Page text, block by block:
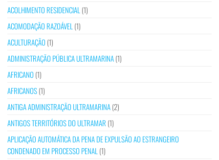
ACOLHIMENTO RESIDENCIAL (1)
ACOMODAÇÃO RAZOÁVEL (1)
ACULTURAÇÃO (1)
ADMINISTRAÇÃO PÚBLICA ULTRAMARINA(1)
AFRICANO (1)
AFRICANOS(1)
ANTIGA ADMINISTRAÇÃO ULTRAMARINA(2)
ANTIGOS TERRITÓRIOS DO ULTRAMAR (1)
APLICAÇÃO AUTOMÁTICA DA PENA DE EXPULSÃO AO ESTRANGEIRO
CONDENADO EM PROCESSO PENAL (1)